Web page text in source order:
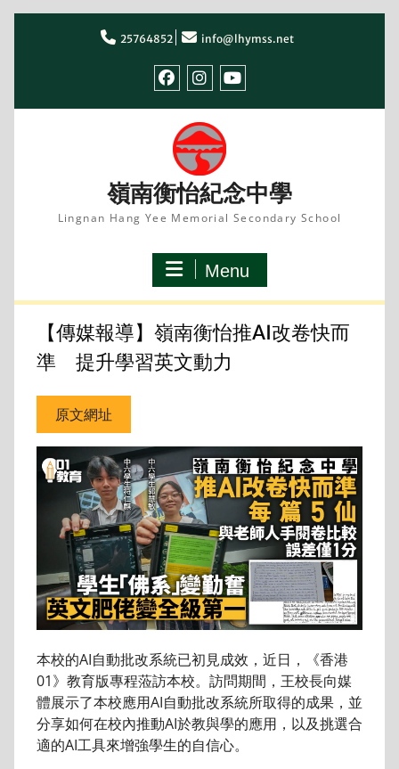
25764852 info@lhymss.net
嶺南衡怡紀念中學
Lingnan Hang Yee Memorial Secondary School
Menu
【傳媒報導】嶺南衡怡推AI改卷快而
準 提升學習英文動力
原文網址
本校的AI自動批改系統已初見成效，近日，《香港
01》教育版專程蒞訪本校。訪問期間，王校長向媒
體展示了本校應用AI自動批改系統所取得的成果，並
分享如何在校內推動AI於教與學的應用，以及挑選合
適的AI工具來增強學生的自信心。